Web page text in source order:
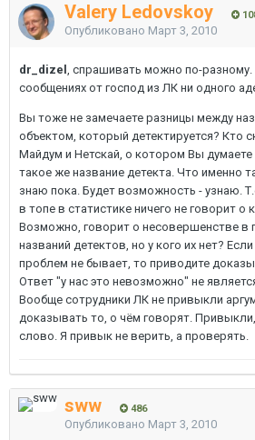
Valery Ledovskoy
Опубликовано Март 3, 2010
dr_dizel , спрашивать можно по-разному.
сообщениях от господ из ЛК ни одного
Вы тоже не замечаете разницы между
объектом, который детектируется? Кто
Майдум и Нетскай, о котором Вы
такое же название детекта. Что именно
знаю пока. Будет возможность - узнаю.
в топе в статистике ничего не говорит о
Возможно, говорит о несовершенстве в
названий детектов, но у кого их нет?
проблем не бывает, то приводите
Ответ "у нас это невозможно" не
Вообще сотрудники ЛК не привыкли
доказывать то, о чём говорят.
слово. Я привык не верить, а проверять.
sww 486
Опубликовано Март 3, 2010